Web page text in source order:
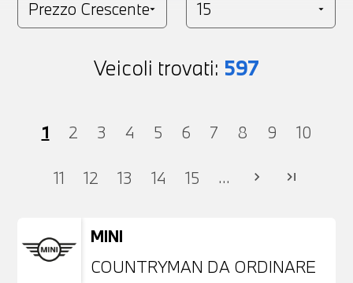
Veicoli trovati: 597
1 2 3 4 5 6 7 8 9 10
11 12 13 14 15 ... chevron_right last_page
MINI
COUNTRYMAN DA ORDINARE